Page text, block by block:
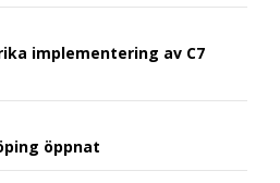
implementering av C7
öppnat